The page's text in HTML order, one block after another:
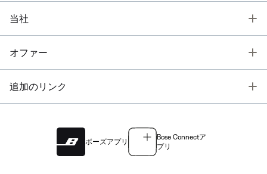
当社
オファー
追加のリンク
ボーズアプリ
Bose Connectア
プリ